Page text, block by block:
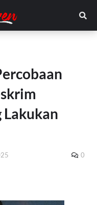
Lakukan
0